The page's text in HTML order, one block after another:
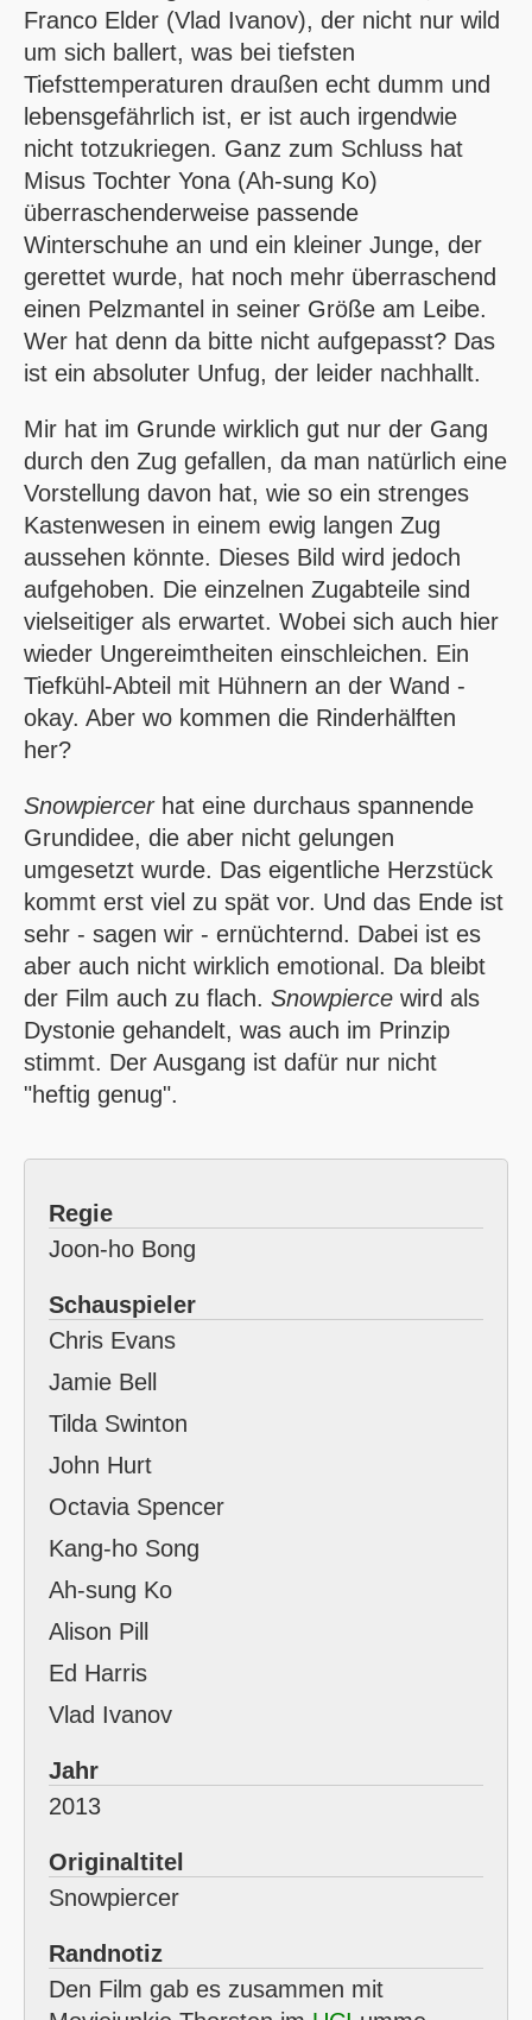
Franco Elder (Vlad Ivanov), der nicht nur wild
um sich ballert, was bei tiefsten
Tiefsttemperaturen draußen echt dumm und
lebensgefährlich ist, er ist auch irgendwie
nicht totzukriegen. Ganz zum Schluss hat
Misus Tochter Yona (Ah-sung Ko)
überraschenderweise passende
Winterschuhe an und ein kleiner Junge, der
gerettet wurde, hat noch mehr überraschend
einen Pelzmantel in seiner Größe am Leibe.
Wer hat denn da bitte nicht aufgepasst? Das
ist ein absoluter Unfug, der leider nachhallt.
Mir hat im Grunde wirklich gut nur der Gang
durch den Zug gefallen, da man natürlich eine
Vorstellung davon hat, wie so ein strenges
Kastenwesen in einem ewig langen Zug
aussehen könnte. Dieses Bild wird jedoch
aufgehoben. Die einzelnen Zugabteile sind
vielseitiger als erwartet. Wobei sich auch hier
wieder Ungereimtheiten einschleichen. Ein
Tiefkühl-Abteil mit Hühnern an der Wand -
okay. Aber wo kommen die Rinderhälften
her?
Snowpiercerhat eine durchaus spannende
Grundidee, die aber nicht gelungen
umgesetzt wurde. Das eigentliche Herzstück
kommt erst viel zu spät vor. Und das Ende ist
sehr - sagen wir - ernüchternd. Dabei ist es
aber auch nicht wirklich emotional. Da bleibt
der Film auch zu flach. Snowpierce wird als
Dystonie gehandelt, was auch im Prinzip
stimmt. Der Ausgang ist dafür nur nicht
"heftig genug".
Regie
Joon-ho Bong
Schauspieler
Chris Evans
Jamie Bell
Tilda Swinton
John Hurt
Octavia Spencer
Kang-ho Song
Ah-sung Ko
Alison Pill
Ed Harris
Vlad Ivanov
Jahr
2013
Originaltitel
Snowpiercer
Randnotiz
Den Film gab es zusammen mit